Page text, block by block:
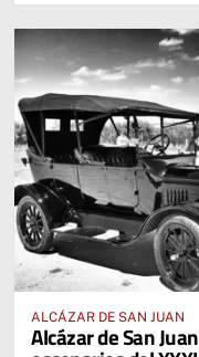
ALCÁZAR DE SAN JUAN
Alcázar de San